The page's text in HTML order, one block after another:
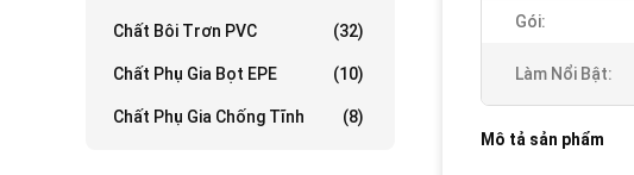
Chất Bôi Trơn PVC (32)
Chất Phụ Gia Bọt EPE (10)
Chất Phụ Gia Chống Tĩnh (8)
Gói:
Làm Nổi Bật:
Mô tả sản phẩm